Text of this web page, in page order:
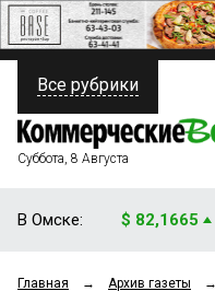
ПОЛИТИКА
ФИНАНСЫ
ОБЩЕСТВО
Все рубрики
Суббота, 8 Августа
В Омске: $ 82,1665
Главная → Архив газеты →